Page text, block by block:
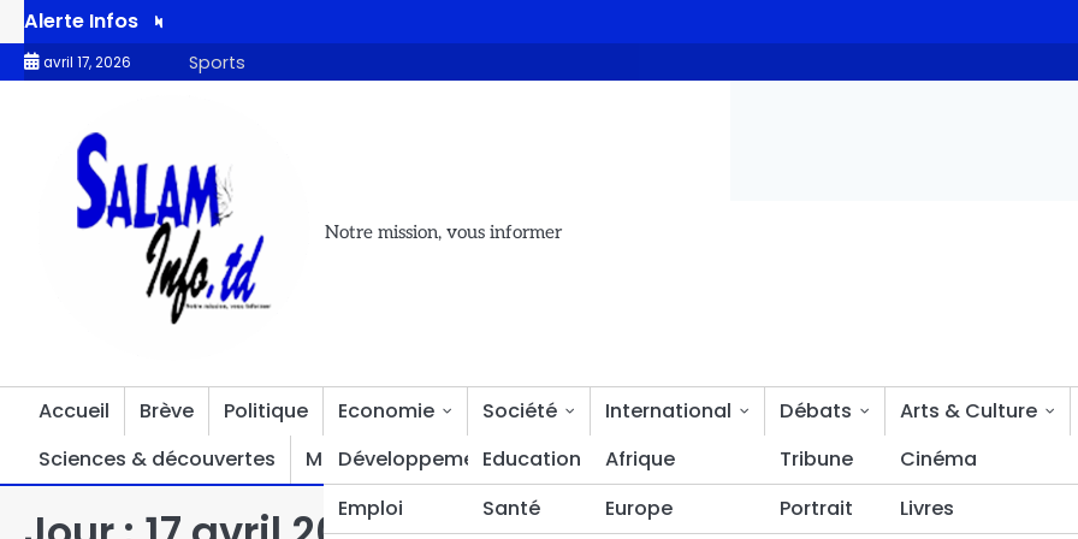
Alerte Infos
By-Nze arrêté : son parti dénonce une manœuvre politique
avril 17, 2026 Sports
Notre mission, vous informer
Accueil Brève Politique
Economie
Développement
Emploi
Société
Education
Santé
International
Afrique
Europe
Débats
Tribune
Portrait
Arts & Culture
Cinéma
Livres
Sciences & découvertes
Multimédia Divers Bien-être